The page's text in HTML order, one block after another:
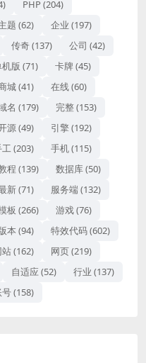
PHP(204)
题 (62) 企业 (197)
传奇(137) 公司 (42)
版 (71) 卡牌 (45)
城(41) 在线(60)
名 (179) 完整(153)
源(49) 引擎(192)
工(203) 手机(115)
程 (139) 数据库(50)
新 (71) 服务端(132)
板 (266) 游戏(76)
本 (94) 特效代码(602)
站(162) 网页(219)
自适应 (52) 行业 (137)
号(158)